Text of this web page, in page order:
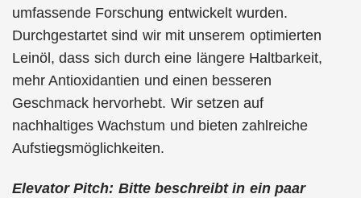
umfassende Forschung entwickelt wurden.
Durchgestartet sind wir mit unserem optimierten
Leinöl, dass sich durch eine längere Haltbarkeit,
mehr Antioxidantien und einen besseren
Geschmack hervorhebt. Wir setzen auf
nachhaltiges Wachstum und bieten zahlreiche
Aufstiegsmöglichkeiten.
Elevator Pitch: Bitte beschreibt in ein paar